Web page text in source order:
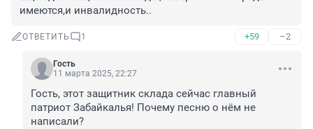
имеются,и инвалидность..
ОТВЕТИТЬ 1 +59 –2
Гость
11 марта 2025, 22:27
Гость, этот защитник склада сейчас главный
патриот Забайкалья! Почему песню о нём не
написали?